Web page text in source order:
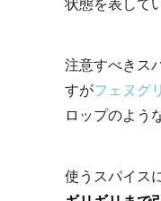
状態を表して
注意すべきス
すがフェヌグ
ロップのよう
使うスパイス